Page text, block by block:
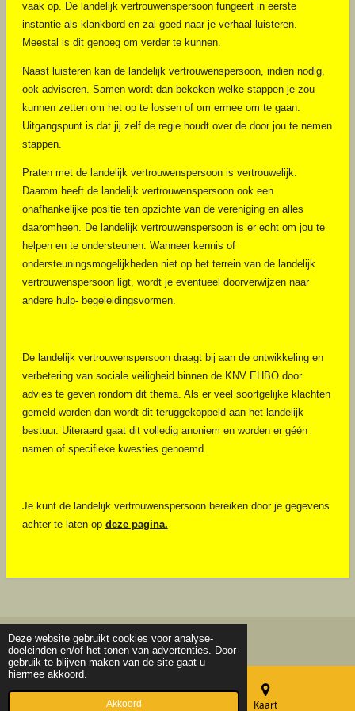
Deze website gebruikt cookies voor analyse-
doeleinden en/of het tonen van advertenties. Door
gebruik te blijven maken van de site gaat u
hiermee akkoord.
Akkoord
vaak op. De landelijk vertrouwenspersoon fungeert in eerste
instantie als klankbord en zal goed naar je verhaal luisteren.
Meestal is dit genoeg om verder te kunnen.
Naast luisteren kan de landelijk vertrouwenspersoon, indien nodig,
ook adviseren. Samen wordt dan bekeken welke stappen je zou
kunnen zetten om het op te lossen of om ermee om te gaan.
Uitgangspunt is dat jij zelf de regie houdt over de door jou te nemen
stappen.
Praten met de landelijk vertrouwenspersoon is vertrouwelijk.
Daarom heeft de landelijk vertrouwenspersoon ook een
onafhankelijke positie ten opzichte van de vereniging en alles
daaromheen. De landelijk vertrouwenspersoon is er echt om jou te
helpen en te ondersteunen. Wanneer kennis of
ondersteuningsmogelijkheden niet op het terrein van de landelijk
vertrouwenspersoon ligt, wordt je eventueel doorverwijzen naar
andere hulp- begeleidingsvormen.
De landelijk vertrouwenspersoon draagt bij aan de ontwikkeling en
verbetering van sociale veiligheid binnen de KNV EHBO door
advies te geven rondom dit thema. Als er veel soortgelijke klachten
gemeld worden dan wordt dit teruggekoppeld aan het landelijk
bestuur. Uiteraard gaat dit volledig anoniem en worden er géén
namen of specifieke kwesties genoemd.
Je kunt de landelijk vertrouwenspersoon bereiken door je gegevens
achter te laten op deze pagina.
© 2020 - 2026 ehbo-opheusden.nl
E-mailadres Kaart